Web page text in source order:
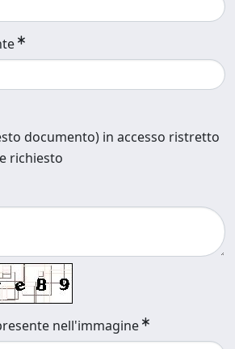
documento) in accesso ristretto
richiesto
nell'immagine